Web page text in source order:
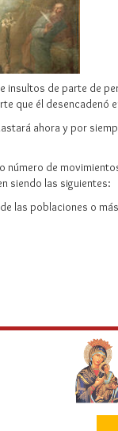
insultos de parte de
que él desencadenó
ahora y por
de
siendo las siguientes:
las poblaciones o